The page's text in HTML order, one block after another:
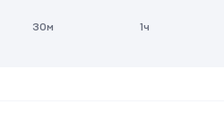
30м 1ч